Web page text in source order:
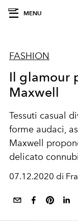
MENU
FASHION
Il glamour
Maxwell
Tessuti casual
forme audaci,
Maxwell
delicato
07.12.2020 di